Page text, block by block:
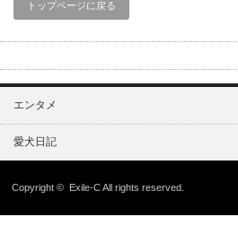
トップページに戻る
エンタメ
愛犬日記
Copyright © Exile-CAll rights reserved.